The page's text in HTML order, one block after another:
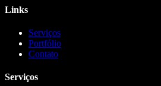
Links
Serviços
Portfólio
Contato
Serviços